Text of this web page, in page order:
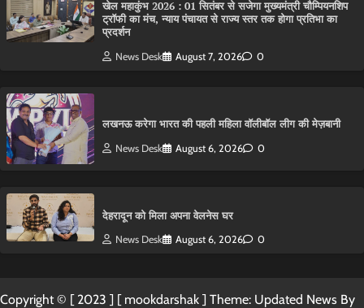
खेल महाकुंभ 2026 : 01 सितंबर से सजेगा मुख्यमंत्री चौम्पियनशिप
ट्रॉफी का मंच, न्याय पंचायत से राज्य स्तर तक होगा प्रतिभा का
प्रदर्शन
News Desk August 7, 2026 0
लखनऊ करेगा भारत की पहली महिला वॉलीबॉल लीग की मेज़बानी
News Desk August 6, 2026 0
देहरादून को मिला अपना वेलनेस घर
News Desk August 6, 2026 0
Copyright © [ 2023 ] [ mookdarshak ] Theme: Updated News By